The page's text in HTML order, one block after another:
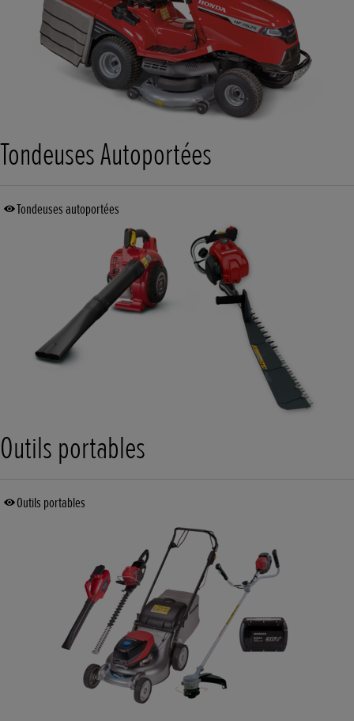
Tondeuses Autoportées
Tondeuses autoportées
Outils portables
Outils portables